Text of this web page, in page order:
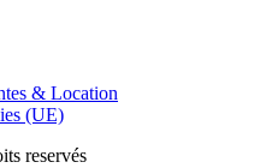
& Location
(UE)
reservés